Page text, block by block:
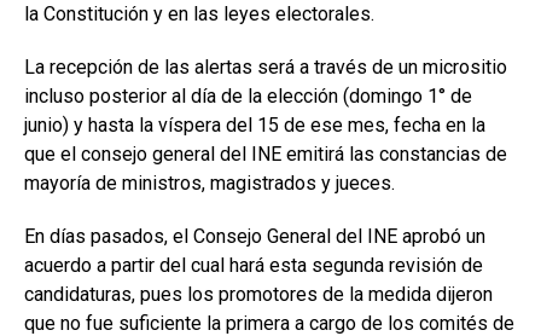
la Constitución y en las leyes electorales.
La recepción de las alertas será a través de un micrositio
incluso posterior al día de la elección (domingo 1° de
junio) y hasta la víspera del 15 de ese mes, fecha en la
que el consejo general del INE emitirá las constancias de
mayoría de ministros, magistrados y jueces.
En días pasados, el Consejo General del INE aprobó un
acuerdo a partir del cual hará esta segunda revisión de
candidaturas, pues los promotores de la medida dijeron
que no fue suficiente la primera a cargo de los comités de